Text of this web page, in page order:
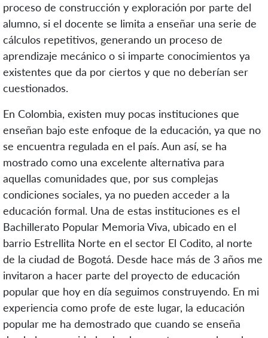
proceso de construcción y exploración por parte del
alumno, si el docente se limita a enseñar una serie de
cálculos repetitivos, generando un proceso de
aprendizaje mecánico o si imparte conocimientos ya
existentes que da por ciertos y que no deberían ser
cuestionados.
En Colombia, existen muy pocas instituciones que
enseñan bajo este enfoque de la educación, ya que no
se encuentra regulada en el país. Aun así, se ha
mostrado como una excelente alternativa para
aquellas comunidades que, por sus complejas
condiciones sociales, ya no pueden acceder a la
educación formal. Una de estas instituciones es el
Bachillerato Popular Memoria Viva, ubicado en el
barrio Estrellita Norte en el sector El Codito, al norte
de la ciudad de Bogotá. Desde hace más de 3 años me
invitaron a hacer parte del proyecto de educación
popular que hoy en día seguimos construyendo. En mi
experiencia como profe de este lugar, la educación
popular me ha demostrado que cuando se enseña